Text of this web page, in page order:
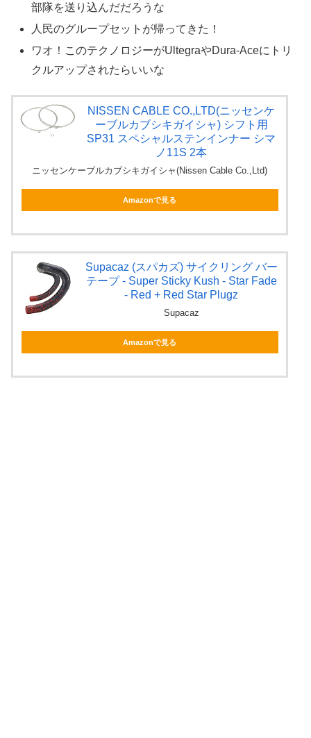
部隊を送り込んだだろうな
人民のグループセットが帰ってきた！
ワオ！このテクノロジーがUltegraやDura-Aceにトリ
クルアップされたらいいな
NISSEN CABLE CO.,LTD(ニッセンケ
ーブルカブシキガイシャ) シフト用
SP31 スペシャルステンインナー シマ
ノ11S 2本
ニッセンケーブルカブシキガイシャ(Nissen Cable Co.,Ltd)
Amazonで見る
Supacaz (スパカズ) サイクリング バー
テープ - Super Sticky Kush - Star Fade
- Red + Red Star Plugz
Supacaz
Amazonで見る